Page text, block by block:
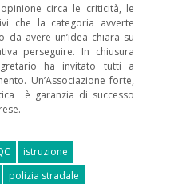
circa le criticità, le
che la categoria avverte
da avere un’idea chiara su
perseguire. In chiusura
ha invitato tutti a
Un’Associazione forte,
è garanzia di successo
istruzione
polizia stradale